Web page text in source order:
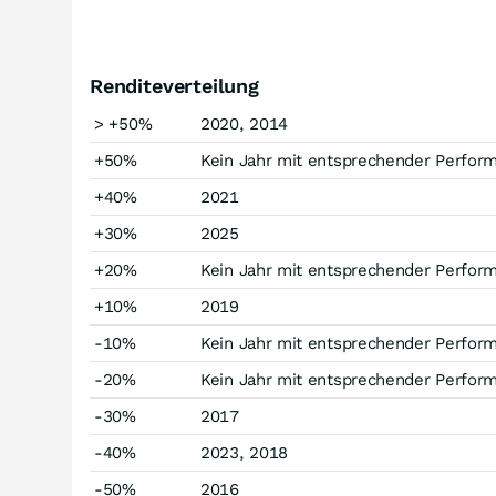
Renditeverteilung
> +50%
2020, 2014
+50%
Kein Jahr mit entsprechender
+40%
2021
+30%
2025
+20%
Kein Jahr mit entsprechender
+10%
2019
-10%
Kein Jahr mit entsprechender
-20%
Kein Jahr mit entsprechender
-30%
2017
-40%
2023, 2018
-50%
2016